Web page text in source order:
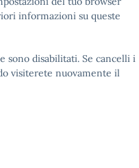
informazioni su queste
sono disabilitati. Se cancelli i
visiterete nuovamente il